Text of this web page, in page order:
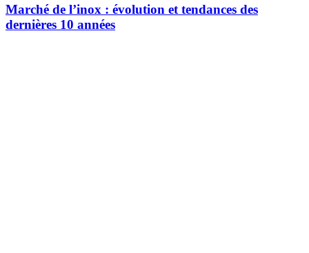
Marché de l’inox : évolution et tendances des
dernières 10 années